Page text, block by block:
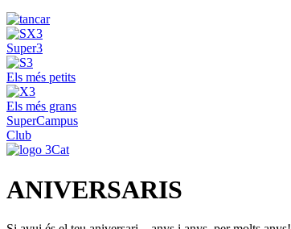
Super3
Els més petits
Els més grans
SuperCampus
Club
ANIVERSARIS